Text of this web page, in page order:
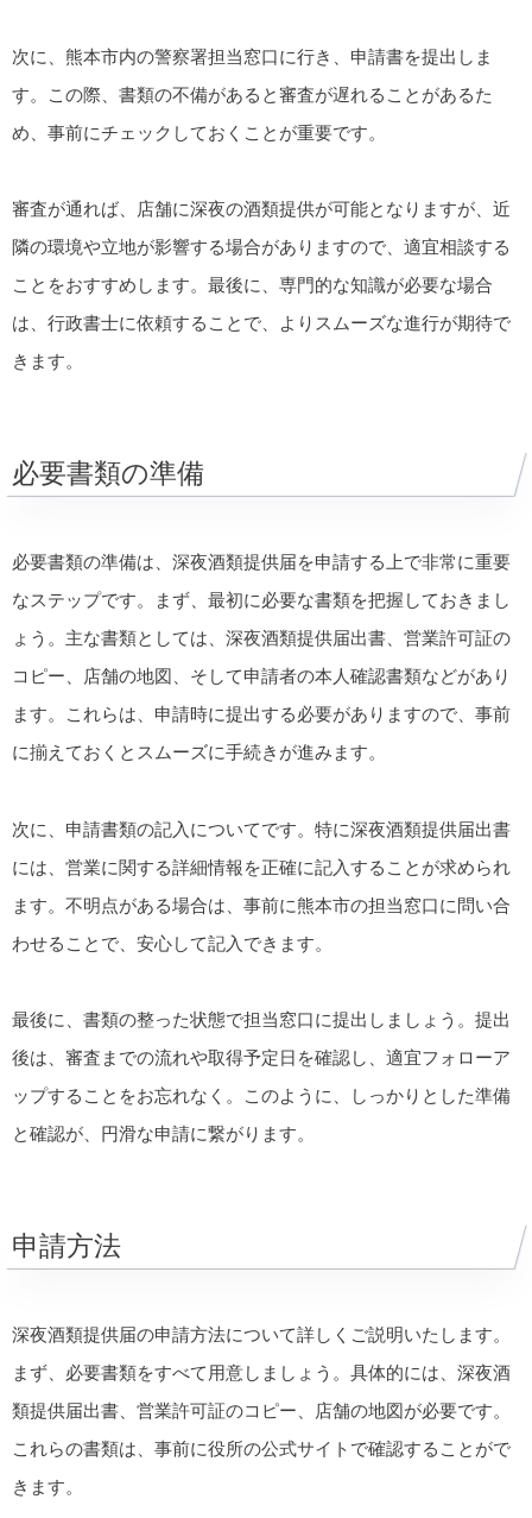
次に、熊本市内の警察署担当窓口に行き、申請書を提出しま
す。この際、書類の不備があると審査が遅れることがあるた
め、事前にチェックしておくことが重要です。
審査が通れば、店舗に深夜の酒類提供が可能となりますが、近
隣の環境や立地が影響する場合がありますので、適宜相談する
ことをおすすめします。最後に、専門的な知識が必要な場合
は、行政書士に依頼することで、よりスムーズな進行が期待で
きます。
必要書類の準備
必要書類の準備は、深夜酒類提供届を申請する上で非常に重要
なステップです。まず、最初に必要な書類を把握しておきまし
ょう。主な書類としては、深夜酒類提供届出書、営業許可証の
コピー、店舗の地図、そして申請者の本人確認書類などがあり
ます。これらは、申請時に提出する必要がありますので、事前
に揃えておくとスムーズに手続きが進みます。
次に、申請書類の記入についてです。特に深夜酒類提供届出書
には、営業に関する詳細情報を正確に記入することが求められ
ます。不明点がある場合は、事前に熊本市の担当窓口に問い合
わせることで、安心して記入できます。
最後に、書類の整った状態で担当窓口に提出しましょう。提出
後は、審査までの流れや取得予定日を確認し、適宜フォローア
ップすることをお忘れなく。このように、しっかりとした準備
と確認が、円滑な申請に繋がります。
申請方法
深夜酒類提供届の申請方法について詳しくご説明いたします。
まず、必要書類をすべて用意しましょう。具体的には、深夜酒
類提供届出書、営業許可証のコピー、店舗の地図が必要です。
これらの書類は、事前に役所の公式サイトで確認することがで
きます。